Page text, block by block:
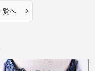
覧へ ›